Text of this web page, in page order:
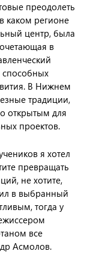
преодолеть
каком регионе
центр, была
в
способных
В Нижнем
традиции,
открытым для
проектов.
я хотел
превращать
не хотите,
в выбранный
тогда у
все
Асмолов.